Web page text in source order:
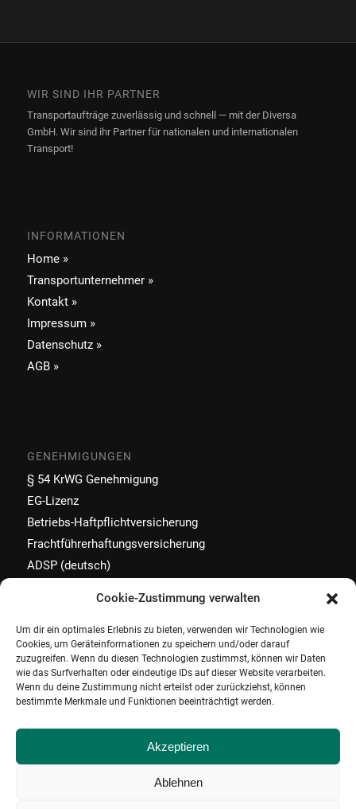
Cookie-Zustimmung verwalten
Um dir ein optimales Erlebnis zu bieten, verwenden wir Technologien wie
Cookies, um Geräteinformationen zu speichern und/oder darauf
zuzugreifen. Wenn du diesen Technologien zustimmst, können wir Daten
wie das Surfverhalten oder eindeutige IDs auf dieser Website verarbeiten.
Wenn du deine Zustimmung nicht erteilst oder zurückziehst, können
bestimmte Merkmale und Funktionen beeinträchtigt werden.
Akzeptieren
Ablehnen
WIR SIND IHR PARTNER
Transportaufträge zuverlässig und schnell — mit der Diversa
GmbH. Wir sind ihr Partner für nationalen und internationalen
Transport!
INFORMATIONEN
Home »
Transportunternehmer »
Kontakt »
Impressum »
Datenschutz »
AGB »
GENEHMIGUNGEN
§ 54 KrWG Genehmigung
EG-Lizenz
Betriebs-Haftpflichtversicherung
Frachtführerhaftungsversicherung
ADSP (deutsch)
KONTAKT
Diversa Hambach GmbH
Industriestraße 48/1
Tel.: +49-7159-40849-200